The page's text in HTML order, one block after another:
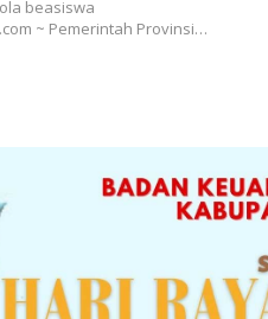
beasiswa
~ Pemerintah Provinsi…